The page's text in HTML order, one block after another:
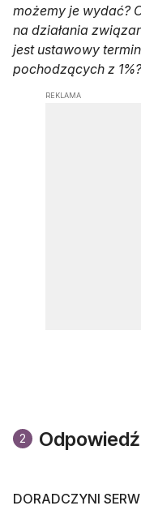
możemy je wydać?
na działania
jest ustawowy
pochodzących z 1%?
REKLAMA
2 Odpowiedź
DORADCZYNI